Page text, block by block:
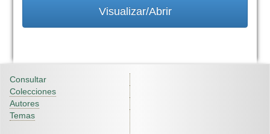
Visualizar/Abrir
Consultar
Colecciones
Autores
Temas